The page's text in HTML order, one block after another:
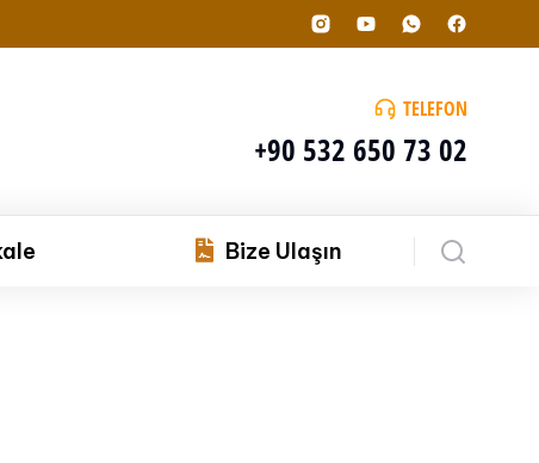
TELEFON
+90 532 650 73 02
Bize Ulaşın